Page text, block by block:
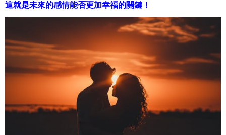
這就是未來的感情能否更加幸福的關鍵！